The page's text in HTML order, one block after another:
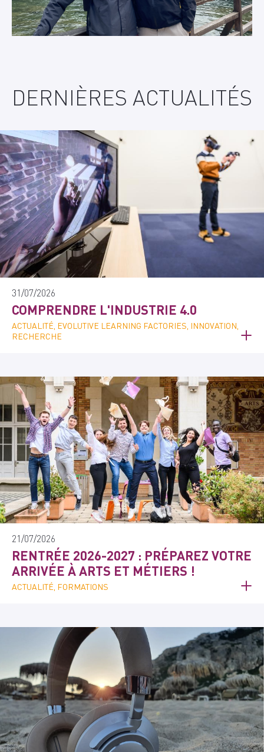
DERNIÈRES ACTUALITÉS
31/07/2026
COMPRENDRE L'INDUSTRIE 4.0
ACTUALITÉ, EVOLUTIVE LEARNING FACTORIES, INNOVATION,
RECHERCHE
21/07/2026
RENTRÉE 2026-2027 : PRÉPAREZ VOTRE
ARRIVÉE À ARTS ET MÉTIERS !
ACTUALITÉ, FORMATIONS